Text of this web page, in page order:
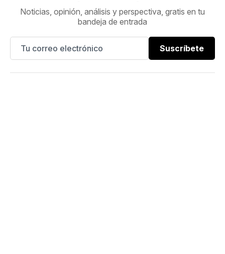
Noticias, opinión, análisis y perspectiva, gratis en tu
bandeja de entrada
Suscríbete